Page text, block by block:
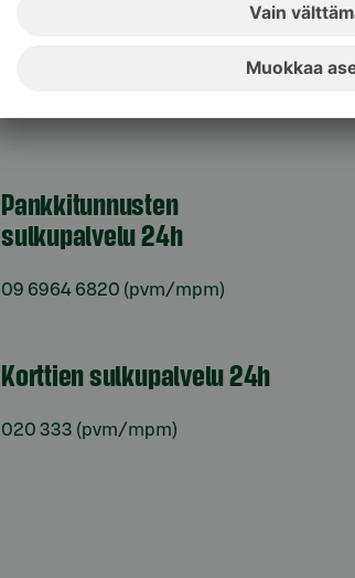
Pankkitunnusten
sulkupalvelu 24h
09 6964 6820 (pvm/mpm)
Korttien sulkupalvelu 24h
020 333 (pvm/mpm)